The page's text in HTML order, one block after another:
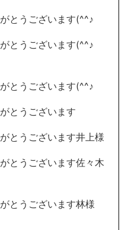
とうございます(^^♪
とうございます(^^♪
とうございます(^^♪
とうございます
とうございます井上様
とうございます佐々木
とうございます林様